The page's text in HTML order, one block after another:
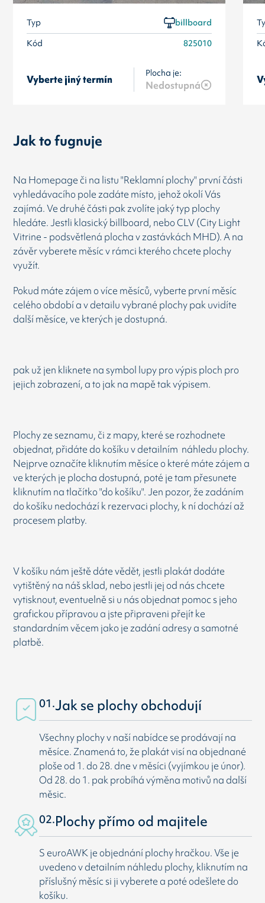
Typ
billboard
Kód
825010
Vyberte jiný termín
Plocha je:
Nedostupná
Jak to fugnuje
Na Homepage či na listu "Reklamní plochy" první části
vyhledávacího pole zadáte místo, jehož okolí Vás
zajímá. Ve druhé části pak zvolíte jaký typ plochy
hledáte. Jestli klasický billboard, nebo CLV (City Light
Vitrine - podsvětlená plocha v zastávkách MHD). A na
závěr vyberete měsíc v rámci kterého chcete plochy
využít.
Pokud máte zájem o více měsíců, vyberte první měsíc
celého období a v detailu vybrané plochy pak uvidíte
další měsíce, ve kterých je dostupná.
pak už jen kliknete na symbol lupy pro výpis ploch pro
jejich zobrazení, a to jak na mapě tak výpisem.
Plochy ze seznamu, či z mapy, které se rozhodnete
objednat, přidáte do košíku v detailním náhledu plochy.
Nejprve označíte kliknutím měsíce o které máte zájem a
ve kterých je plocha dostupná, poté je tam přesunete
kliknutím na tlačítko "do košíku". Jen pozor, že zadáním
do košíku nedochází k rezervaci plochy, k ní dochází až
procesem platby.
V košíku nám ještě dáte vědět, jestli plakát dodáte
vytištěný na náš sklad, nebo jestli jej od nás chcete
vytisknout, eventuelně si u nás objednat pomoc s jeho
grafickou přípravou a jste připraveni přejít ke
standardním věcem jako je zadání adresy a samotné
platbě.
01.Jak se plochy obchodují
Všechny plochy v naší nabídce se prodávají na
měsíce. Znamená to, že plakát visí na objednané
ploše od 1. do 28. dne v měsíci (vyjímkou je únor).
Od 28. do 1. pak probíhá výměna motivů na další
měsic.
02.Plochy přímo od majitele
S euroAWK je objednání plochy hračkou. Vše je
uvedeno v detailním náhledu plochy, kliknutím na
příslušný měsíc si ji vyberete a poté odešlete do
košíku.